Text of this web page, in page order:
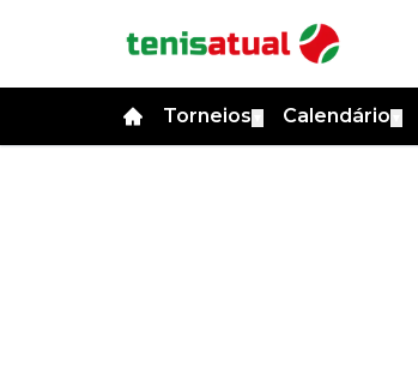
Torneios Calendário